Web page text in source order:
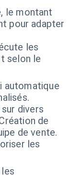
le montant
pour adapter
les
selon le
automatique
divers
de
de vente.
les